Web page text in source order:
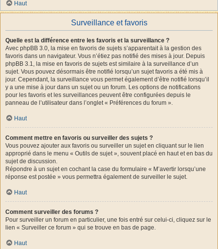
Haut
Surveillance et favoris
Quelle est la différence entre les favoris et la surveillance ?
Avec phpBB 3.0, la mise en favoris de sujets s’apparentait à la gestion des
favoris dans un navigateur. Vous n’étiez pas notifié des mises à jour. Depuis
phpBB 3.1, la mise en favoris de sujets est similaire à la surveillance d’un
sujet. Vous pouvez désormais être notifié lorsqu’un sujet favoris a été mis à
jour. Cependant, la surveillance vous permet également d’être notifié lorsqu’il
y a une mise à jour dans un sujet ou un forum. Les options de notifications
pour les favoris et les surveillances peuvent être configurées depuis le
panneau de l’utilisateur dans l’onglet « Préférences du forum ».
Haut
Comment mettre en favoris ou surveiller des sujets ?
Vous pouvez ajouter aux favoris ou surveiller un sujet en cliquant sur le lien
approprié dans le menu « Outils de sujet », souvent placé en haut et en bas du
sujet de discussion.
Répondre à un sujet en cochant la case du formulaire « M’avertir lorsqu’une
réponse est postée » vous permettra également de surveiller le sujet.
Haut
Comment surveiller des forums ?
Pour surveiller un forum en particulier, une fois entré sur celui-ci, cliquez sur le
lien « Surveiller ce forum » qui se trouve en bas de page.
Haut